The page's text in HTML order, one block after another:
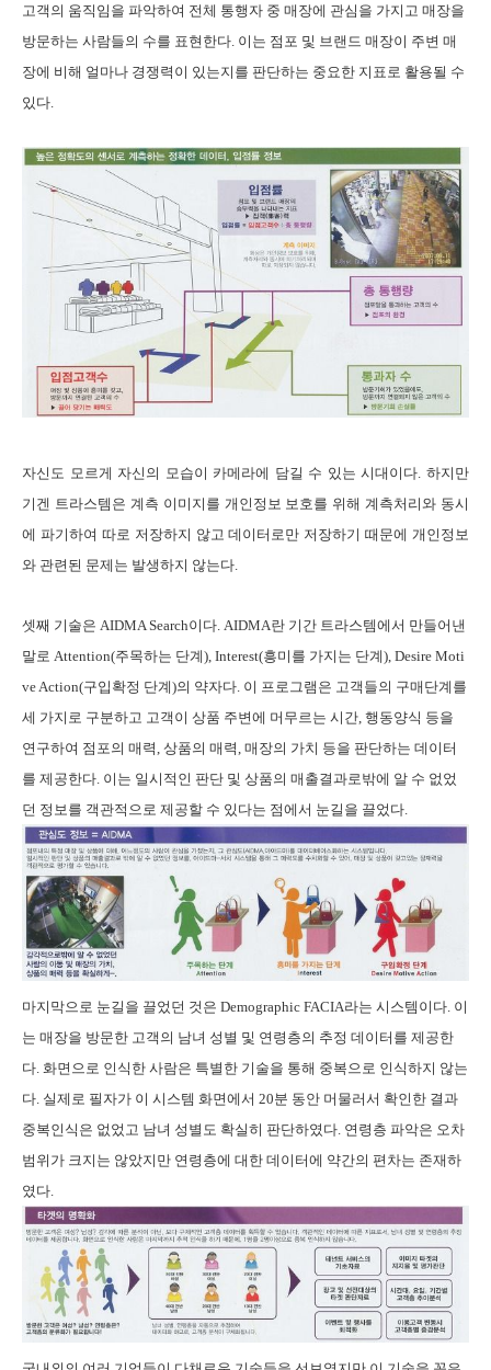
고객의 움직임을 파악하여 전체 통행자 중 매장에 관심을 가지고 매장을
방문하는 사람들의 수를 표현한다 이는 점포 및 브랜드 매장이 주변 매
장에 비해 얼마나 경쟁력이 있는지를 판단하는 중요한 지표로 활용될 수
있다
자신도 모르게 자신의 모습이 카메라에 담길 수 있는 시대이다 .하지만
기겐 트라스템은 계측 이미지를 개인정보 보호를 위해 계측처리와 동시
에 파기하여 따로 저장하지 않고 데이터로만 저장하기 때문에 개인정보
와 관련된 문제는 발생하지 않는다
셋째 기술은 AIDMA Search이다 . AIDMA란 기간 트라스템에서 만들어낸
말로 Attention(주목하는 단계), Interest(흥미를 가지는 단계), Desire Moti
ve Action(구입확정 단계)의 약자다 이 프로그램은 고객들의 구매단계를
세 가지로 구분하고 고객이 상품 주변에 머무르는 시간 행동양식 등을
연구하여 점포의 매력 상품의 매력 매장의 가치 등을 판단하는 데이터
를 제공한다 이는 일시적인 판단 및 상품의 매출결과로밖에 알 수 없었
던 정보를 객관적으로 제공할 수 있다는 점에서 눈길을 끌었다
마지막으로 눈길을 끌었던 것은 Demographic FACIA라는 시스템이다. 이
는 매장을 방문한 고객의 남녀 성별 및 연령층의 추정 데이터를 제공한
다. 화면으로 인식한 사람은 특별한 기술을 통해 중복으로 인식하지 않는
다. 실제로 필자가 이 시스템 화면에서 20분 동안 머물러서 확인한 결과
중복인식은 없었고 남녀 성별도 확실히 판단하였다. 연령층 파악은 오차
범위가 크지는 않았지만 연령층에 대한 데이터에 약간의 편차는 존재하
였다.